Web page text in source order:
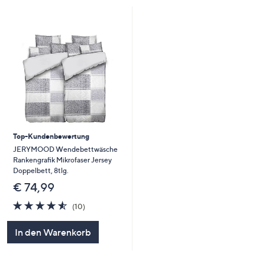
Touch-
Geräten
nach
links
bzw.
rechts,
diese
anzuzeigen.
Top-Kundenbewertung
JERYMOOD Wendebettwäsche
Rankengrafik Mikrofaser Jersey
Doppelbett, 8tlg.
€ 74,99
4.5
von
(10)10
In den Warenkorb